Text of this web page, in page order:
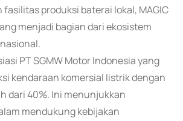
produksi baterai lokal, MAGIC
menjadi bagian dari ekosistem
PT SGMW Motor Indonesia yang
kendaraan komersial listrik dengan
dari 40%. Ini menunjukkan
mendukung kebijakan